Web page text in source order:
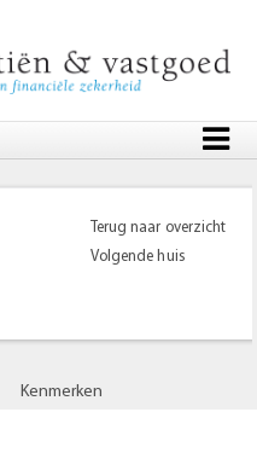
Terug naar overzicht
Volgende huis
Kenmerken